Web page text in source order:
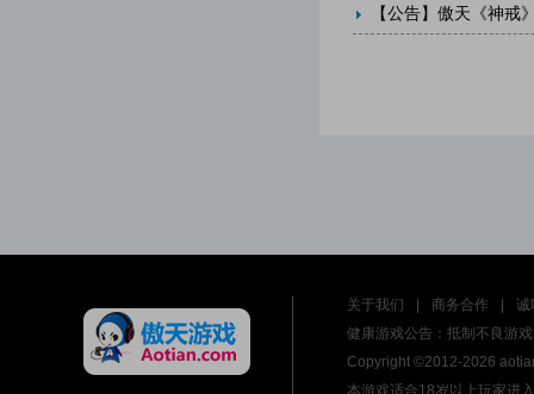
【公告】 傲天《神戒
关于我们 商务合作
诚
健康游戏公告：抵制不良游
Copyright ©2012-2026
本游戏适合18岁以上玩家进